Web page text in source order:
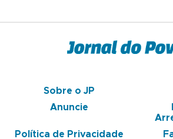
Sobre o JP
Anuncie
Política de Privacidade